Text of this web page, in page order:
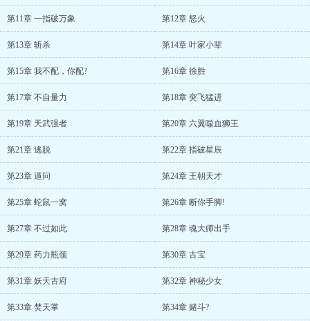
第11章 一指破万象 第12章 怒火
第13章 斩杀 第14章 叶家小辈
第15章 我不配，你配? 第16章 徐胜
第17章 不自量力 第18章 突飞猛进
第19章 天武强者 第20章 六翼噬血狮王
第21章 逃脱 第22章 指破星辰
第23章 逼问 第24章 王朝天才
第25章 蛇鼠一窝 第26章 断你手脚!
第27章 不过如此 第28章 魂大师出手
第29章 药力瓶颈 第30章 古宝
第31章 妖天古府 第32章 神秘少女
第33章 焚天掌 第34章 赌斗?